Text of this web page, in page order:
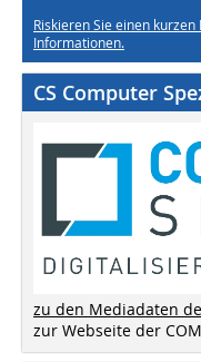
Riskieren Sie einen
Informationen.
CS Computer
zu den Mediadaten
zur Webseite der